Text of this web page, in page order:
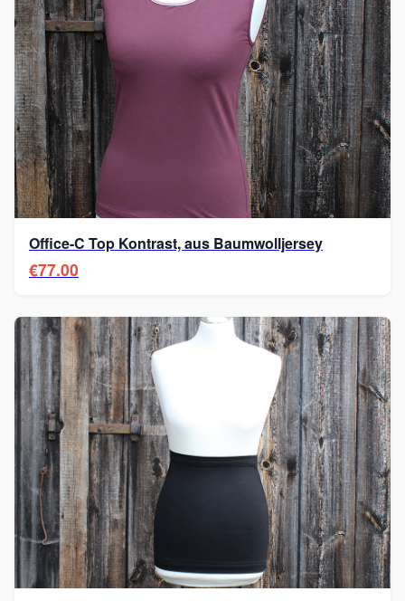
Office-C Top Kontrast, aus Baumwolljersey
€77.00